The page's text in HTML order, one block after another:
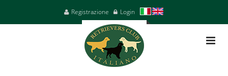
Registrazione Login